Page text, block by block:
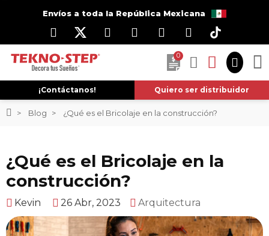
Envíos a toda la República Mexicana
0
¡Contáctanos! Quiero ser distribuidor
Blog ¿Qué es el Bricolaje en la construcción?
¿Qué es el Bricolaje en la
construcción?
Kevin 26 Abr, 2023 Arquitectura